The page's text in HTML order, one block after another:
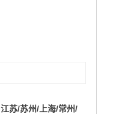
江苏/苏州/上海/常州/